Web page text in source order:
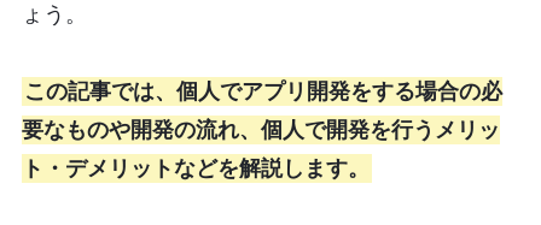
ょう。
この記事では、個人でアプリ開発をする場合の必
要なものや開発の流れ、個人で開発を行うメリッ
ト・デメリットなどを解説します。